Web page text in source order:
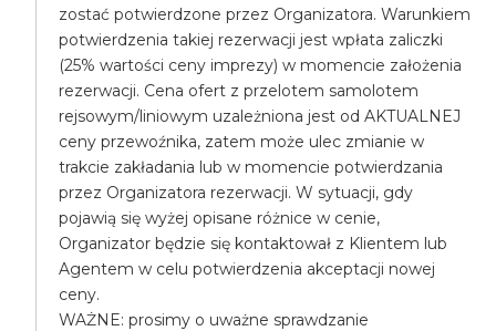
zostać potwierdzone przez Organizatora. Warunkiem
potwierdzenia takiej rezerwacji jest wpłata zaliczki
(25% wartości ceny imprezy) w momencie założenia
rezerwacji. Cena ofert z przelotem samolotem
rejsowym/liniowym uzależniona jest od AKTUALNEJ
ceny przewoźnika, zatem może ulec zmianie w
trakcie zakładania lub w momencie potwierdzania
przez Organizatora rezerwacji. W sytuacji, gdy
pojawią się wyżej opisane różnice w cenie,
Organizator będzie się kontaktował z Klientem lub
Agentem w celu potwierdzenia akceptacji nowej
ceny.
WAŻNE: prosimy o uważne sprawdzanie